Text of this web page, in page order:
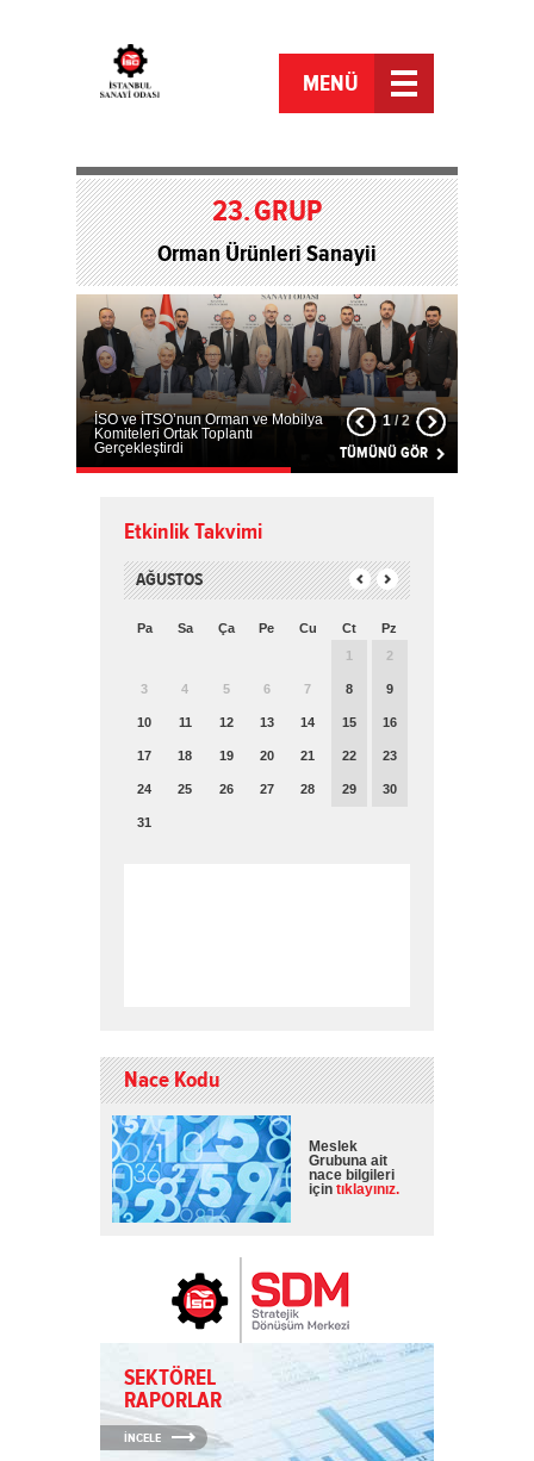
23.GRUP
Orman Ürünleri Sanayii
MENÜ
TÜMÜNÜ GÖR
1 / 2
İSO ve İTSO’nun Orman ve Mobilya
Komiteleri Ortak Toplantı
Gerçekleştirdi
Etkinlik Takvimi
AĞUSTOS
Pa Sa Ça Pe Cu Ct
Pz
1
2
3 4 5 6 7 8 9
10 11 12 13 14 15 16
17 18 19 20 21 22 23
24 25 26 27 28 29 30
31
SEKTÖREL
RAPORLAR
İNCELE
Nace Kodu
Meslek
Grubuna ait
nace bilgileri
için tıklayınız.